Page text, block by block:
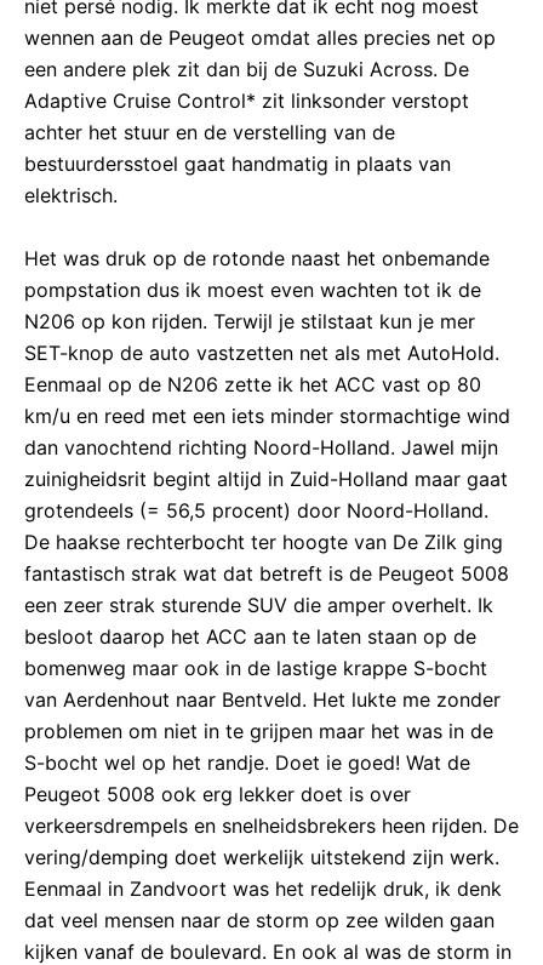
niet persé nodig. Ik merkte dat ik echt nog moest
wennen aan de Peugeot omdat alles precies net op
een andere plek zit dan bij de Suzuki Across. De
Adaptive Cruise Control* zit linksonder verstopt
achter het stuur en de verstelling van de
bestuurdersstoel gaat handmatig in plaats van
elektrisch.
Het was druk op de rotonde naast het onbemande
pompstation dus ik moest even wachten tot ik de
N206 op kon rijden. Terwijl je stilstaat kun je mer
SET-knop de auto vastzetten net als met AutoHold.
Eenmaal op de N206 zette ik het ACC vast op 80
km/u en reed met een iets minder stormachtige wind
dan vanochtend richting Noord-Holland. Jawel mijn
zuinigheidsrit begint altijd in Zuid-Holland maar gaat
grotendeels (= 56,5 procent) door Noord-Holland.
De haakse rechterbocht ter hoogte van De Zilk ging
fantastisch strak wat dat betreft is de Peugeot 5008
een zeer strak sturende SUV die amper overhelt. Ik
besloot daarop het ACC aan te laten staan op de
bomenweg maar ook in de lastige krappe S-bocht
van Aerdenhout naar Bentveld. Het lukte me zonder
problemen om niet in te grijpen maar het was in de
S-bocht wel op het randje. Doet ie goed! Wat de
Peugeot 5008 ook erg lekker doet is over
verkeersdrempels en snelheidsbrekers heen rijden. De
vering/demping doet werkelijk uitstekend zijn werk.
Eenmaal in Zandvoort was het redelijk druk, ik denk
dat veel mensen naar de storm op zee wilden gaan
kijken vanaf de boulevard. En ook al was de storm in